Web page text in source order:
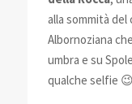
alla sommità del
Albornoziana
umbra e su
qualche selfie 😉